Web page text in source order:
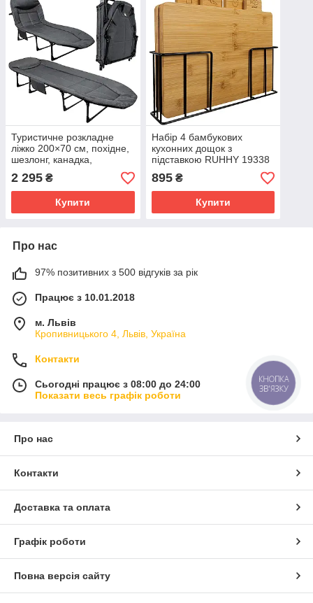
Туристичне розкладне
ліжко 200×70 см, похідне,
шезлонг, канадка,
регульований підголівник,
до 150 кг
2 295 ₴
Купити
Набір 4 бамбукових
кухонних дощок з
підставкою RUHHY 19338
895₴
Купити
Про нас
97% позитивних з 500 відгуків за рік
Працює з 10.01.2018
м. Львів
Кропивницького 4, Львів, Україна
Контакти
Сьогодні працює з 08:00 до 24:00
Показати весь графік роботи
Про нас
Контакти
Доставка та оплата
Графік роботи
Повна версія сайту
КНОПКА
ЗВ'ЯЗКУ